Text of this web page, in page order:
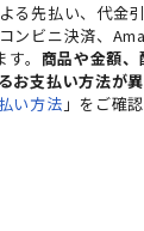
る先払い、代金
ンビニ決済、
。 商品や金額、
お支払い方法が
い方法 」をご確